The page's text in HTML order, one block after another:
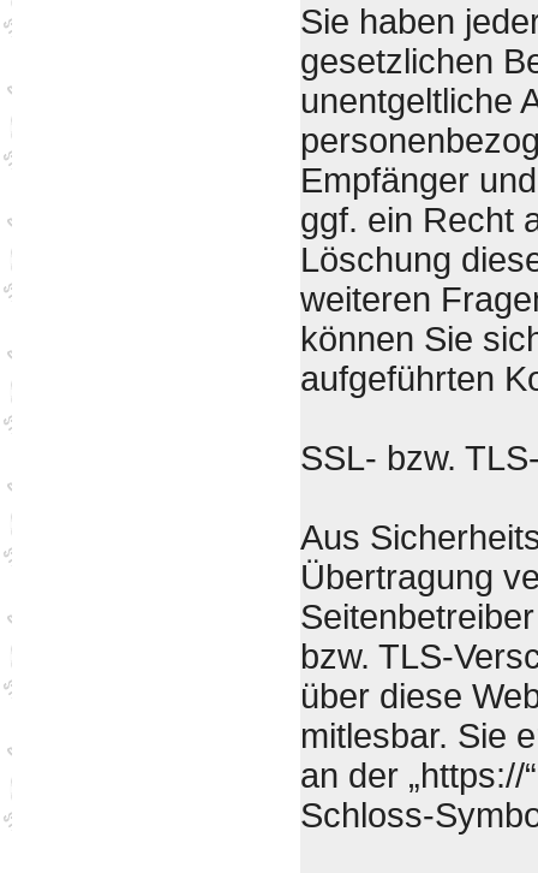
Sie haben
gesetzlichen
unentgeltliche
Empfänger
ggf. ein Recht
Löschung
weiteren
können Sie
aufgeführten
SSL- bzw.
Aus
Übertragung
bzw. TLS-
über diese
mitlesbar. Sie
an der
Schloss-